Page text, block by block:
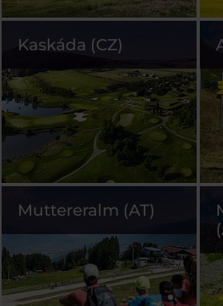
Kaskáda (CZ)
Muttereralm (AT)